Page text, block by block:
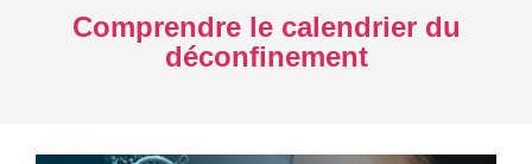
Comprendre le calendrier du
déconfinement